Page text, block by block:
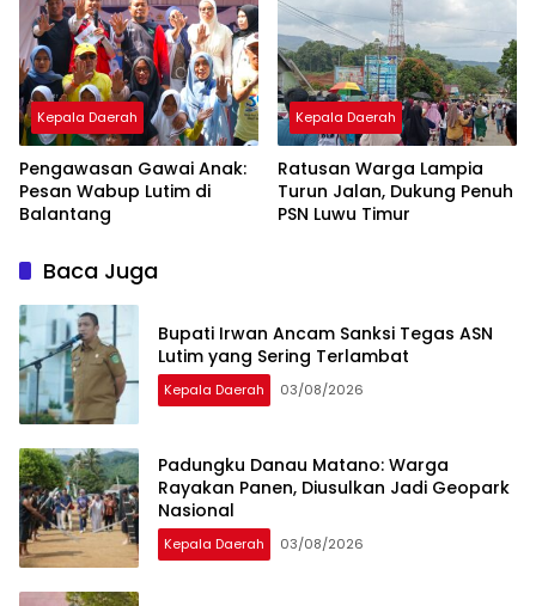
Kepala Daerah
Pengawasan Gawai Anak:
Pesan Wabup Lutim di
Balantang
Kepala Daerah
Ratusan Warga Lampia
Turun Jalan, Dukung Penuh
PSN Luwu Timur
Baca Juga
Bupati Irwan Ancam Sanksi Tegas ASN
Lutim yang Sering Terlambat
Kepala Daerah 03/08/2026
Padungku Danau Matano: Warga
Rayakan Panen, Diusulkan Jadi Geopark
Nasional
Kepala Daerah 03/08/2026